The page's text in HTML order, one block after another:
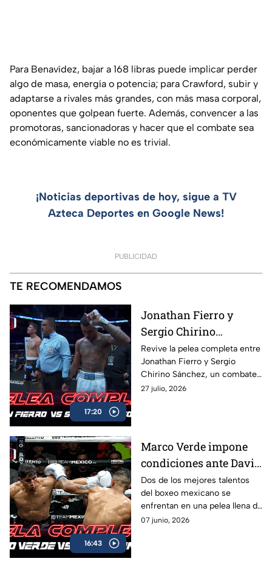
Para Benavídez, bajar a 168 libras puede implicar perder
algo de masa, energía o potencia; para Crawford, subir y
adaptarse a rivales más grandes, con más masa corporal,
oponentes que golpean fuerte. Además, convencer a las
promotoras, sancionadoras y hacer que el combate sea
económicamente viable no es trivial.
¡Noticias deportivas de hoy, sigue a TV
Azteca Deportes en Google News!
PUBLICIDAD
TE RECOMENDAMOS
17:20
Jonathan Fierro y
Sergio Chirino
protagonizan una
guerra sobre el ring
Revive la pelea completa entre
Jonathan Fierro y Sergio
Chirino Sánchez, un combate
lleno de intensidad,
27 julio, 2026
16:43
Marco Verde impone
condiciones ante David
Camacho en una
intensa batalla de Box
Azteca
Dos de los mejores talentos
del boxeo mexicano se
enfrentan en una pelea llena de
acción, potencia y grandes
07 junio, 2026